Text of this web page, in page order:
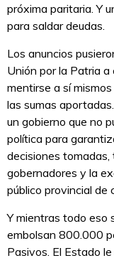
próxima paritaria. Y
para saldar deudas.
Los anuncios
Unión por la Patria a
mentirse a sí
las sumas
un gobierno que no
política para
decisiones
gobernadores y la
público provincial de
Y mientras todo eso
embolsan 800.000
Pasivos. El Estado